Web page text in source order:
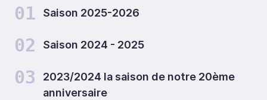
01 Saison 2025-2026
02 Saison 2024 - 2025
03
2023/2024 la saison de notre 20ème
anniversaire